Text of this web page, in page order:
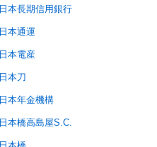
日本長期信用銀行
日本通運
日本電産
日本刀
日本年金機構
日本橋高島屋S.C.